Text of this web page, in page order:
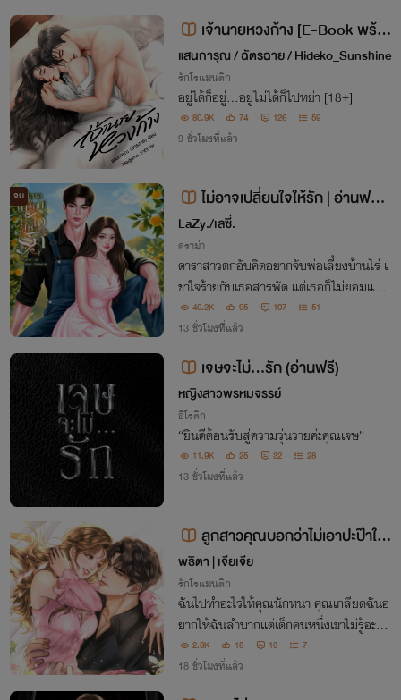
เจ้านายหวงก้าง [E-Book พร้อ
มโหลด]
แสนการุณ / ฉัตรฉาย / Hideko_Sunshine
รักโรแมนติก
อยู่ได้ก็อยู่...อยู่ไม่ได้ก็ไปหย่า [18+]
80.9K 74 126 59
9 ชั่วโมงที่แล้ว
จบ
ไม่อาจเปลี่ยนใจให้รัก | อ่านฟรีจ
นจบ | มีอีบุ๊ก
LaZy./เลซี่.
ดราม่า
ดาราสาวตกอับคิดอยากจับพ่อเลี้ยงบ้านไร่ เ
ขาใจร้ายกับเธอสารพัด แต่เธอก็ไม่ยอมแพ้
ก่อนจะรู้ความจริงว่าเขานั้นมีคนติดอยู่ในใจอ
ยู่แล้ว หากไม่อาจเปลี่ยนใจให้เขามารักได้ เธ
40.2K 95 107 51
13 ชั่วโมงที่แล้ว
เจษจะไม่...รัก (อ่านฟรี)
หญิงสาวพรหมจรรย์
อีโรติก
“ยินดีต้อนรับสู่ความวุ่นวายค่ะคุณเจษ”
11.9K 25 32 28
13 ชั่วโมงที่แล้ว
ลูกสาวคุณบอกว่าไม่เอาปะป๊าใจ
ร้าย
พธิตา | เจียเจีย
รักโรแมนติก
ฉันไปทำอะไรให้คุณนักหนา คุณเกลียดฉันอ
ยากให้ฉันลำบากแต่เด็กคนหนึ่งเขาไม่รู้อะไรเ
ลยคุณภาคิน คุณใจร้ายกับฉันไม่เป็นไรหรอ
กหรือว่าเอ็นดูไม่ใช่ลูกคุณ คุณภาคินฉันขอร้
2.8K 18 13 7
18 ชั่วโมงที่แล้ว